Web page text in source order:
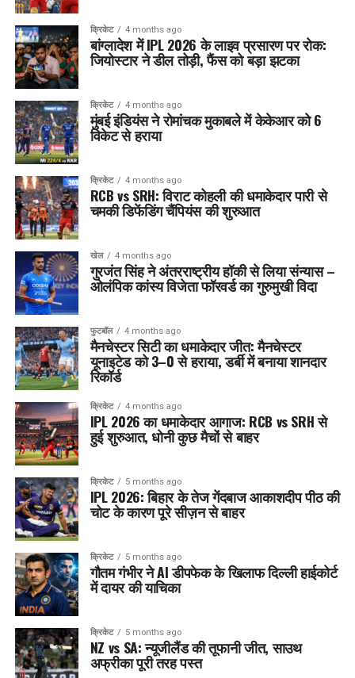
क्रिकेट 4 months ago
बांग्लादेश में IPL 2026 के लाइव प्रसारण पर रोक:
जियोस्टार ने डील तोड़ी, फैंस को बड़ा झटका
क्रिकेट 4 months ago
मुंबई इंडियंस ने रोमांचक मुकाबले में केकेआर को 6
विकेट से हराया
क्रिकेट 4 months ago
RCB vs SRH: विराट कोहली की धमाकेदार पारी से
चमकी डिफेंडिंग चैंपियंस की शुरुआत
खेल 4 months ago
गुरजंत सिंह ने अंतरराष्ट्रीय हॉकी से लिया संन्यास –
ओलंपिक कांस्य विजेता फॉरवर्ड का गुरुमुखी विदा
फुटबॉल 4 months ago
मैनचेस्टर सिटी का धमाकेदार जीत: मैनचेस्टर
यूनाइटेड को 3–0 से हराया, डर्बी में बनाया शानदार
रिकॉर्ड
क्रिकेट 4 months ago
IPL 2026 का धमाकेदार आगाज: RCB vs SRH से
हुई शुरुआत, धोनी कुछ मैचों से बाहर
क्रिकेट 5 months ago
IPL 2026: बिहार के तेज गेंदबाज आकाशदीप पीठ की
चोट के कारण पूरे सीज़न से बाहर
क्रिकेट 5 months ago
गौतम गंभीर ने AI डीपफेक के खिलाफ दिल्ली हाईकोर्ट
में दायर की याचिका
क्रिकेट 5 months ago
NZ vs SA: न्यूजीलैंड की तूफानी जीत, साउथ
अफ्रीका पूरी तरह पस्त